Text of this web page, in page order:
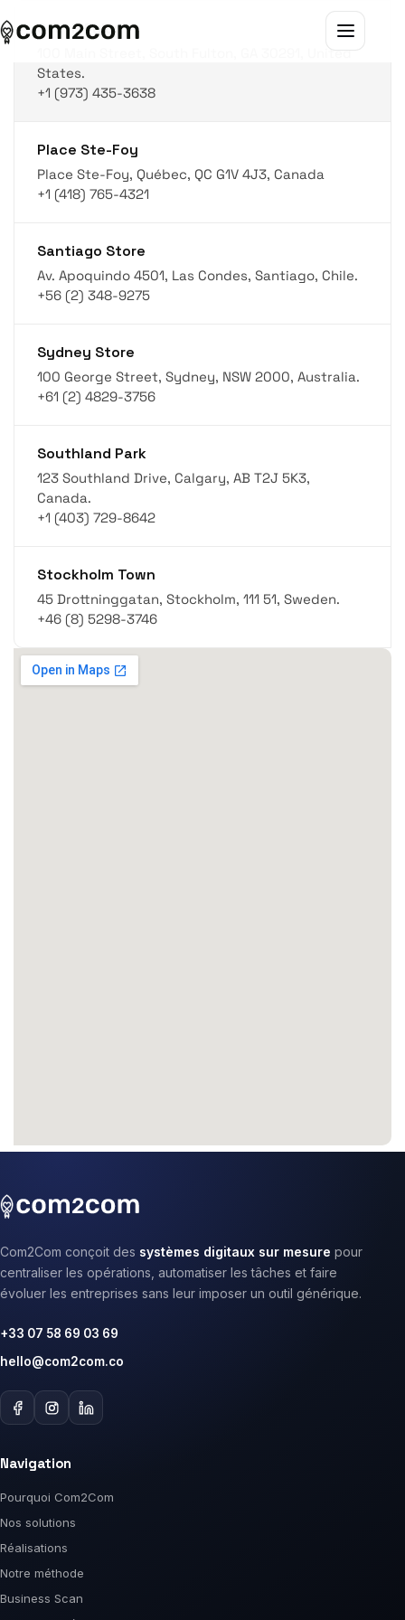
South Fulon
States.
+1 (973) 435-3638
Place Ste-Foy
Place Ste-Foy, Québec, QC G1V 4J3, Canada
+1 (418) 765-4321
Santiago Store
Av. Apoquindo 4501, Las Condes, Santiago, Chile.
+56 (2) 348-9275
Sydney Store
100 George Street, Sydney, NSW 2000, Australia.
+61 (2) 4829-3756
Southland Park
123 Southland Drive, Calgary, AB T2J 5K3,
Canada.
+1 (403) 729-8642
Stockholm Town
45 Drottninggatan, Stockholm, 111 51, Sweden.
+46 (8) 5298-3746
Com2Com conçoit des systèmes digitaux sur mesure pour
centraliser les opérations, automatiser les tâches et faire
évoluer les entreprises sans leur imposer un outil générique.
+33 07 58 69 03 69
hello@com2com.co
Navigation
Pourquoi Com2Com
Nos solutions
Réalisations
Notre méthode
Business Scan
Présence digitale & SEO / GEO
Affichage & communication visuelle
Toutes les solutions
Packs & solutions clés en main
Seo Local
Outils & tendances digitales